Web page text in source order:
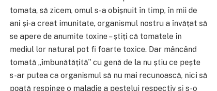
tomata, să zicem, omul s-a obișnuit în timp, în mii de
ani și-a creat imunitate, organismul nostru a învățat să
se apere de anumite toxine – știți că tomatele în
mediul lor natural pot fi foarte toxice. Dar mâncând
tomată „îmbunătățită” cu genă de la nu știu ce pește
s-ar putea ca organismul să nu mai recunoască, nici să
poată respinge o maladie a peștelui respectiv și s-o